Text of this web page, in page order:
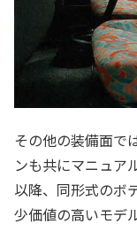
その他の装備面で
ンも共にマニュア
以降、同形式のボ
少価値の高いモデ